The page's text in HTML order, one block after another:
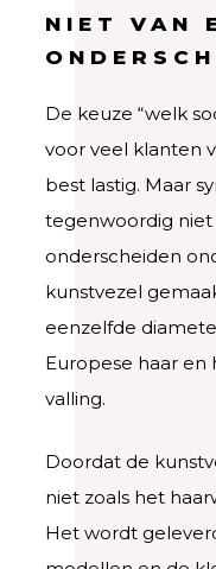
NIET VAN
De keuze “welk
voor veel klanten
best lastig. Maar
tegenwoordig
onderscheiden
kunstvezel
eenzelfde
Europese haar
valling.
Doordat de
niet zoals het
Het wordt